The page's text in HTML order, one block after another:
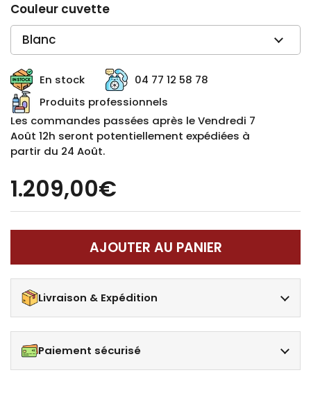
Couleur cuvette
En stock
04 77 12 58 78
Produits professionnels
Les commandes passées après le Vendredi 7
Août 12h seront potentiellement expédiées à
partir du 24 Août.
1.209,00€
AJOUTER AU PANIER
Livraison & Expédition
Paiement sécurisé